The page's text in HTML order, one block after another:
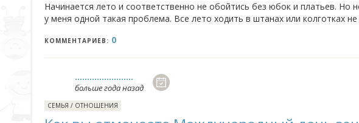
Начинается лето и соответственно не обойтись без юбок и платьев.
у меня одной такая проблема. Все лето ходить в штанах или колготках
КОММЕНТАРИЕВ: 0
........................
больше года назад
СЕМЬЯ / ОТНОШЕНИЯ